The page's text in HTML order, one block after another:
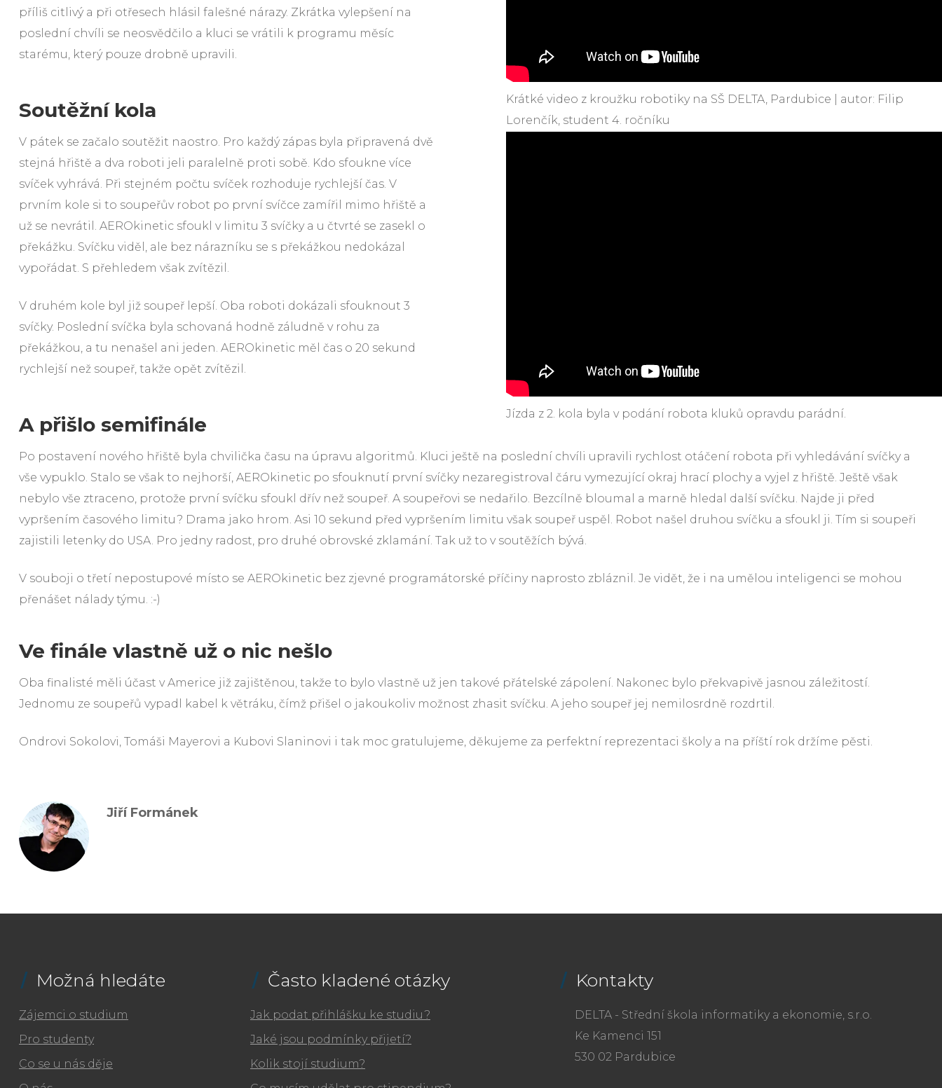
příliš citlivý a při otřesech hlásil falešné nárazy. Zkrátka vylepšení na
poslední chvíli se neosvědčilo a kluci se vrátili k programu měsíc
starému, který pouze drobně upravili.
Krátké video z kroužku robotiky na SŠ DELTA, Pardubice | autor: Filip
Lorenčík, student 4. ročníku
Soutěžní kola
V pátek se začalo soutěžit naostro. Pro každý zápas byla připravená dvě
stejná hřiště a dva roboti jeli paralelně proti sobě. Kdo sfoukne více
svíček vyhrává. Při stejném počtu svíček rozhoduje rychlejší čas. V
prvním kole si to soupeřův robot po první svíčce zamířil mimo hřiště a
už se nevrátil. AEROkinetic sfoukl v limitu 3 svíčky a u čtvrté se zasekl o
překážku. Svíčku viděl, ale bez nárazníku se s překážkou nedokázal
vypořádat. S přehledem však zvítězil.
V druhém kole byl již soupeř lepší. Oba roboti dokázali sfouknout 3
svíčky. Poslední svíčka byla schovaná hodně záludně v rohu za
překážkou, a tu nenašel ani jeden. AEROkinetic měl čas o 20 sekund
rychlejší než soupeř, takže opět zvítězil.
Jízda z 2. kola byla v podání robota kluků opravdu parádní.
A přišlo semifinále
Po postavení nového hřiště byla chvilička času na úpravu algoritmů. Kluci ještě na poslední chvíli upravili rychlost otáčení robota při vyhledávání svíčky a
vše vypuklo. Stalo se však to nejhorší, AEROkinetic po sfouknutí první svíčky nezaregistroval čáru vymezující okraj hrací plochy a vyjel z hřiště. Ještě však
nebylo vše ztraceno, protože první svíčku sfoukl dřív než soupeř. A soupeřovi se nedařilo. Bezcílně bloumal a marně hledal další svíčku. Najde ji před
vypršením časového limitu? Drama jako hrom. Asi 10 sekund před vypršením limitu však soupeř uspěl. Robot našel druhou svíčku a sfoukl ji. Tím si soupeři
zajistili letenky do USA. Pro jedny radost, pro druhé obrovské zklamání. Tak už to v soutěžích bývá.
V souboji o třetí nepostupové místo se AEROkinetic bez zjevné programátorské příčiny naprosto zbláznil. Je vidět, že i na umělou inteligenci se mohou
přenášet nálady týmu. :-)
Ve finále vlastně už o nic nešlo
Oba finalisté měli účast v Americe již zajištěnou, takže to bylo vlastně už jen takové přátelské zápolení. Nakonec bylo překvapivě jasnou záležitostí.
Jednomu ze soupeřů vypadl kabel k větráku, čímž přišel o jakoukoliv možnost zhasit svíčku. A jeho soupeř jej nemilosrdně rozdrtil.
Ondrovi Sokolovi, Tomáši Mayerovi a Kubovi Slaninovi i tak moc gratulujeme, děkujeme za perfektní reprezentaci školy a na příští rok držíme pěsti.
Jiří Formánek
Možná hledáte
Zájemci o studium
Pro studenty
Co se u nás děje
Často kladené otázky
Jak podat přihlášku ke studiu?
Jaké jsou podmínky přijetí?
Kolik stojí studium?
Kontakty
DELTA - Střední škola informatiky a ekonomie, s.r.o.
Ke Kamenci 151
530 02 Pardubice